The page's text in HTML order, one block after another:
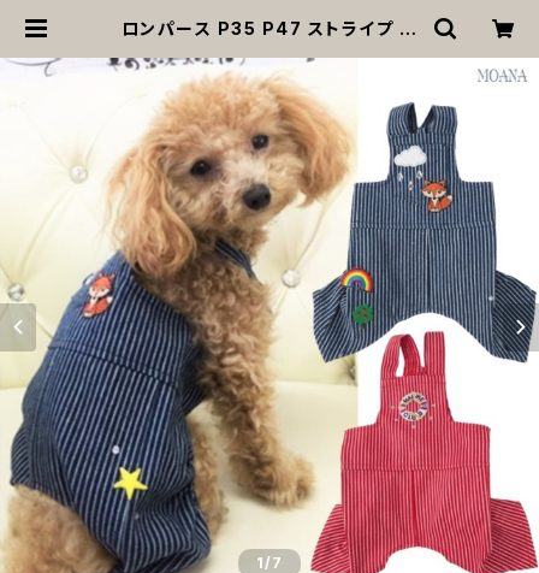
ロンパース P35 P47 ストライプ お
型犬 犬 猫 ペット 服 犬服 猫服 犬の
服 猫の服 ドッグウェア 返品交換不可
| MOANA
1/7